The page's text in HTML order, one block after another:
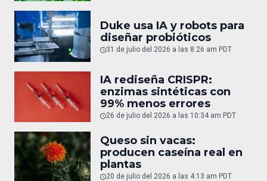
Duke usa IA y robots para
diseñar probióticos
31 de julio del 2026 a las 8:26 am PDT
IA rediseña CRISPR:
enzimas sintéticas con
99% menos errores
26 de julio del 2026 a las 10:34 am PDT
Queso sin vacas:
producen caseína real en
plantas
20 de julio del 2026 a las 4:13 am PDT